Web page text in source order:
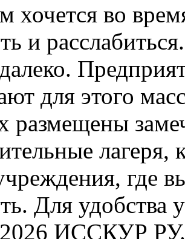
хочется во
и
для этого
размещены
где
Для удобства
ИССКУР РУ.